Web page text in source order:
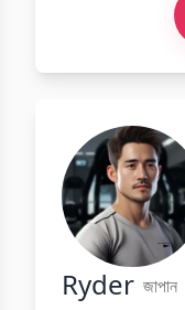
Ryder জাপান